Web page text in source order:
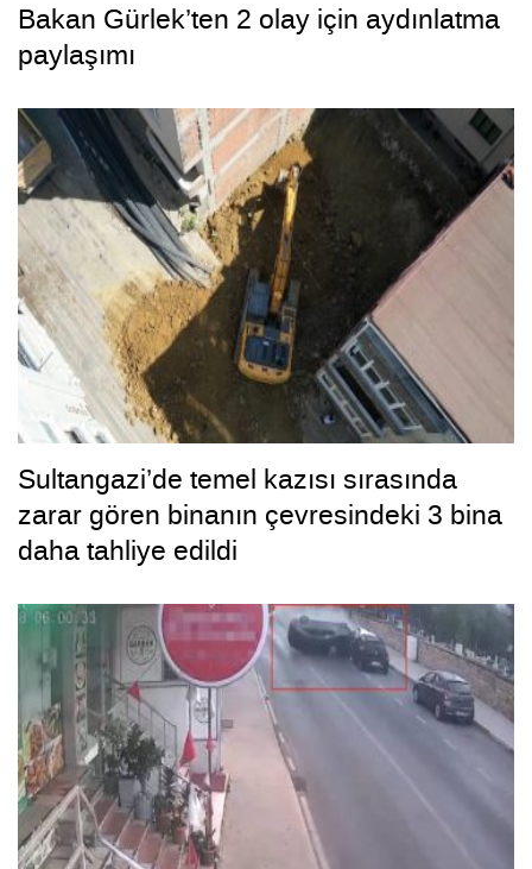
Bakan Gürlek’ten 2 olay için aydınlatma
paylaşımı
Sultangazi’de temel kazısı sırasında
zarar gören binanın çevresindeki 3 bina
daha tahliye edildi